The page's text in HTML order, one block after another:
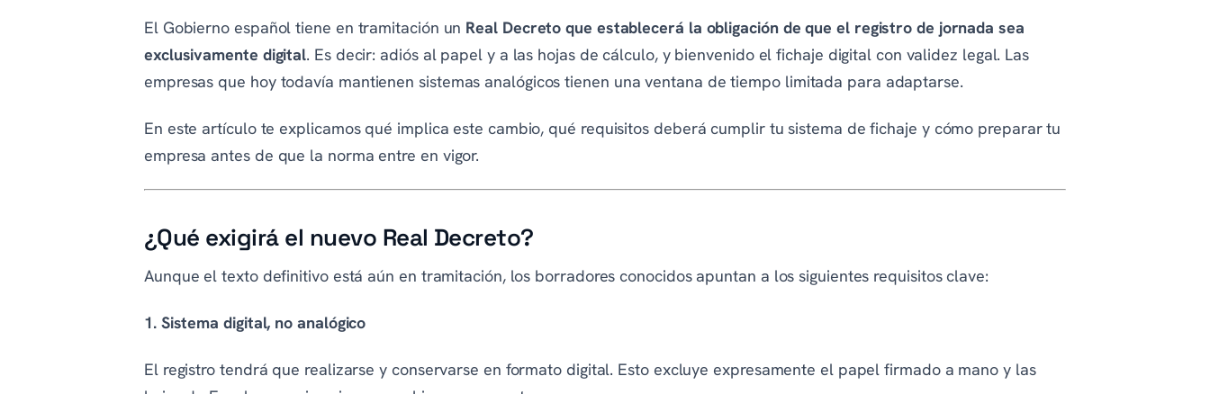
El Gobierno español tiene en tramitación un Real Decreto que establecerá la obligación de que el registro de jornada sea
exclusivamente digital. Es decir: adiós al papel y a las hojas de cálculo, y bienvenido el fichaje digital con validez legal. Las
empresas que hoy todavía mantienen sistemas analógicos tienen una ventana de tiempo limitada para adaptarse.
En este artículo te explicamos qué implica este cambio, qué requisitos deberá cumplir tu sistema de fichaje y cómo preparar tu
empresa antes de que la norma entre en vigor.
¿Qué exigirá el nuevo Real Decreto?
Aunque el texto definitivo está aún en tramitación, los borradores conocidos apuntan a los siguientes requisitos clave:
1. Sistema digital, no analógico
El registro tendrá que realizarse y conservarse en formato digital. Esto excluye expresamente el papel firmado a mano y las